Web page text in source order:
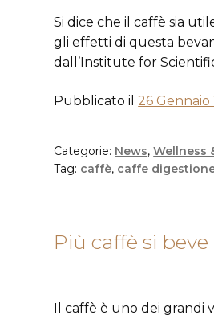
Si dice che il caffè sia
gli effetti di questa
dall’Institute for
Pubblicato il 26 Gennaio
Categorie: News,Wellness
Tag: caffè, caffe
Più caffè si
Il caffè è uno dei grandi